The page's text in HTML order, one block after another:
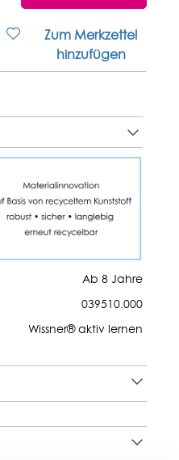
Zum Merkzettel
hinzufügen
Ab 8 Jahre
039510.000
Wissner® aktiv lernen